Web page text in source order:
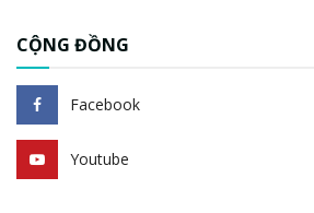
CỘNG ĐỒNG
Facebook
Youtube